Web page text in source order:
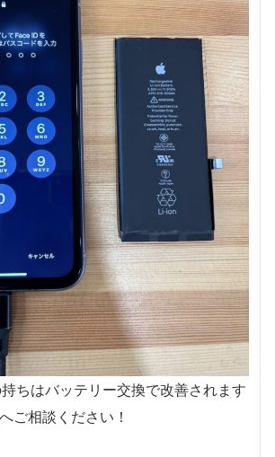
ちはバッテリー交換で改善されます
ご相談ください！